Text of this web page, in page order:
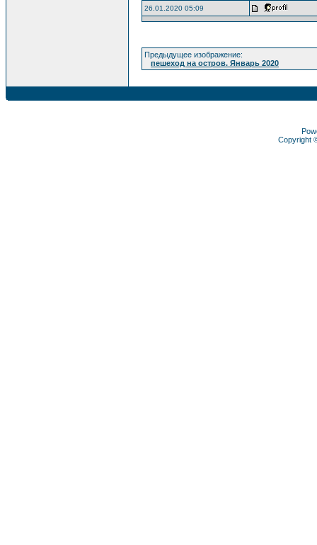
26.01.2020 05:09
Предыдущее изображение:
пешеход на остров. Январь 2020
Copyright